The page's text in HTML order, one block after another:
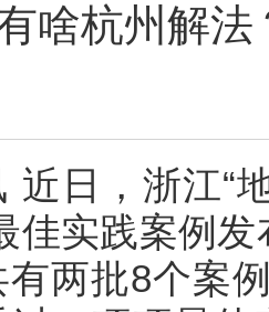
啥杭州解
近日，浙江“
佳实践案例
有两批8个案